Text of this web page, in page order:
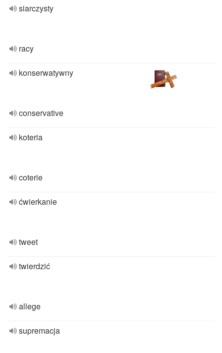
siarczysty
racy
konserwatywny
conservative
koteria
coterie
ćwierkanie
tweet
twierdzić
allege
supremacja